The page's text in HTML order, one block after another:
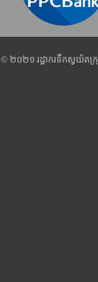
© ២០២១ រដ្ឋាករទឹកស្វយ័តក្